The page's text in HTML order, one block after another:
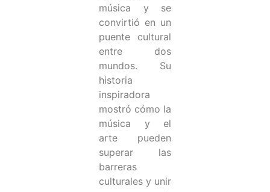
música y se
convirtió en un
puente cultural
entre dos
mundos. Su
historia
inspiradora
mostró cómo la
música y el
arte pueden
superar las
barreras
culturales y unir